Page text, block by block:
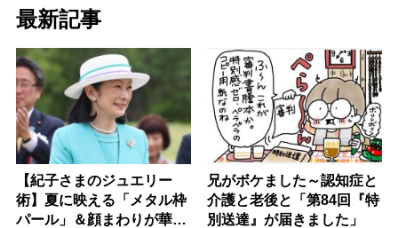
最新記事
【紀子さまのジュエリー
術】夏に映える「メタル枠
パール」＆顔まわりが華や
兄がボケました～認知症と
介護と老後と「第84回『特
別送達』が届きました」